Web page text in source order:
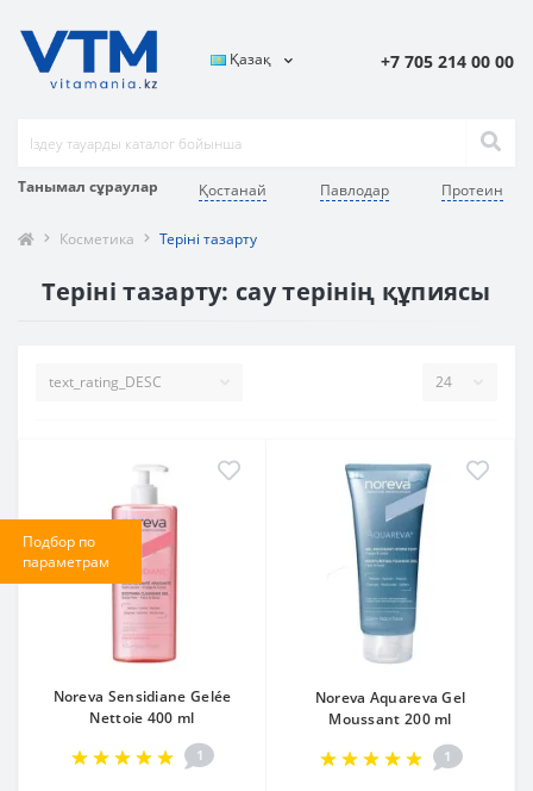
Подбор по
параметрам
Танымал сұраулар Қостанай Павлодар Протеин
Қазақ +7 705 214 00 00
Косметика Теріні тазарту
Теріні тазарту: сау терінің құпиясы
Noreva Sensidiane Gelée
Nettoie 400 ml
1
Noreva Aquareva Gel
Moussant 200 ml
1